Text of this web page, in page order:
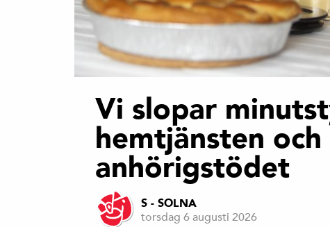
Vi slopar
hemtjänsten
anhörigstödet
S - SOLNA
torsdag 6 augusti 2026